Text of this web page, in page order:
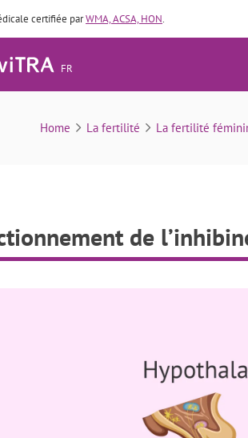
certifiée parWMA, ACSA, HON.
FR
Home La fertilité La fertilité
de